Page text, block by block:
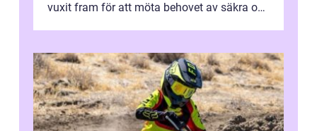
vuxit fram för att möta behovet av säkra och